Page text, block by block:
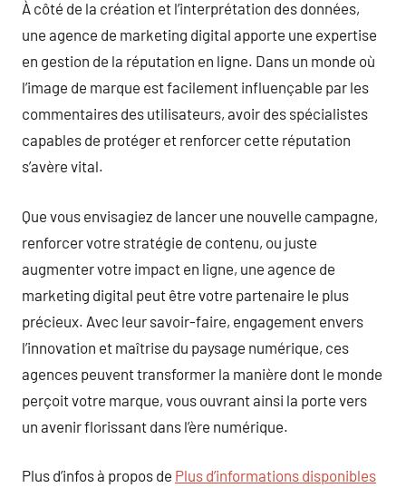
À côté de la création et l’interprétation des données,
une agence de marketing digital apporte une expertise
en gestion de la réputation en ligne. Dans un monde où
l’image de marque est facilement influençable par les
commentaires des utilisateurs, avoir des spécialistes
capables de protéger et renforcer cette réputation
s’avère vital.
Que vous envisagiez de lancer une nouvelle campagne,
renforcer votre stratégie de contenu, ou juste
augmenter votre impact en ligne, une agence de
marketing digital peut être votre partenaire le plus
précieux. Avec leur savoir-faire, engagement envers
l’innovation et maîtrise du paysage numérique, ces
agences peuvent transformer la manière dont le monde
perçoit votre marque, vous ouvrant ainsi la porte vers
un avenir florissant dans l’ère numérique.
Plus d’infos à propos de Plus d’informations disponibles